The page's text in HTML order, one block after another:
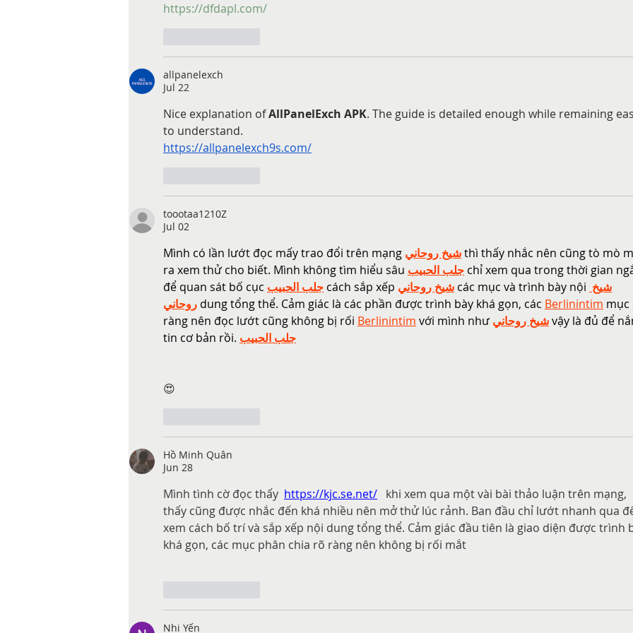
https://dfdapl.com/
allpanelexch
Jul 22
Nice explanation of AllPanelExch APK. The guide is detailed enough while remaining
to understand.
https://allpanelexch9s.com/
toootaa1210Z
Jul 02
Mình có lần lướt đọc mấy trao đổi trên mạng شيخ روحاني thì thấy nhắc nên cũng tò mò
ra xem thử cho biết. Mình không tìm hiểu sâu جلب الحبيب chỉ xem qua trong thời gian
để quan sát bố cục جلب الحبيب cách sắp xếp شيخ روحاني các mục và trình bày nội شيخ
روحاني dung tổng thể. Cảm giác là các phần được trình bày khá gọn, các Berlinintim mục
ràng nên đọc lướt cũng không bị rối Berlinintim với mình như شيخ روحاني vậy là đủ để
tin cơ bản rồi. جلب الحبيب
😍
Hồ Minh Quân
Jun 28
Mình tình cờ đọc thấy https://kjc.se.net/ khi xem qua một vài bài thảo luận trên mạng,
thấy cũng được nhắc đến khá nhiều nên mở thử lúc rảnh. Ban đầu chỉ lướt nhanh qua
xem cách bố trí và sắp xếp nội dung tổng thể. Cảm giác đầu tiên là giao diện được trình
khá gọn, các mục phân chia rõ ràng nên không bị rối mắt
Nhi Yến